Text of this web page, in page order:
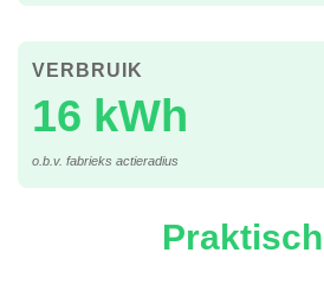
16 kWh
VERBRUIK
o.b.v. fabrieks actieradius
Praktisch